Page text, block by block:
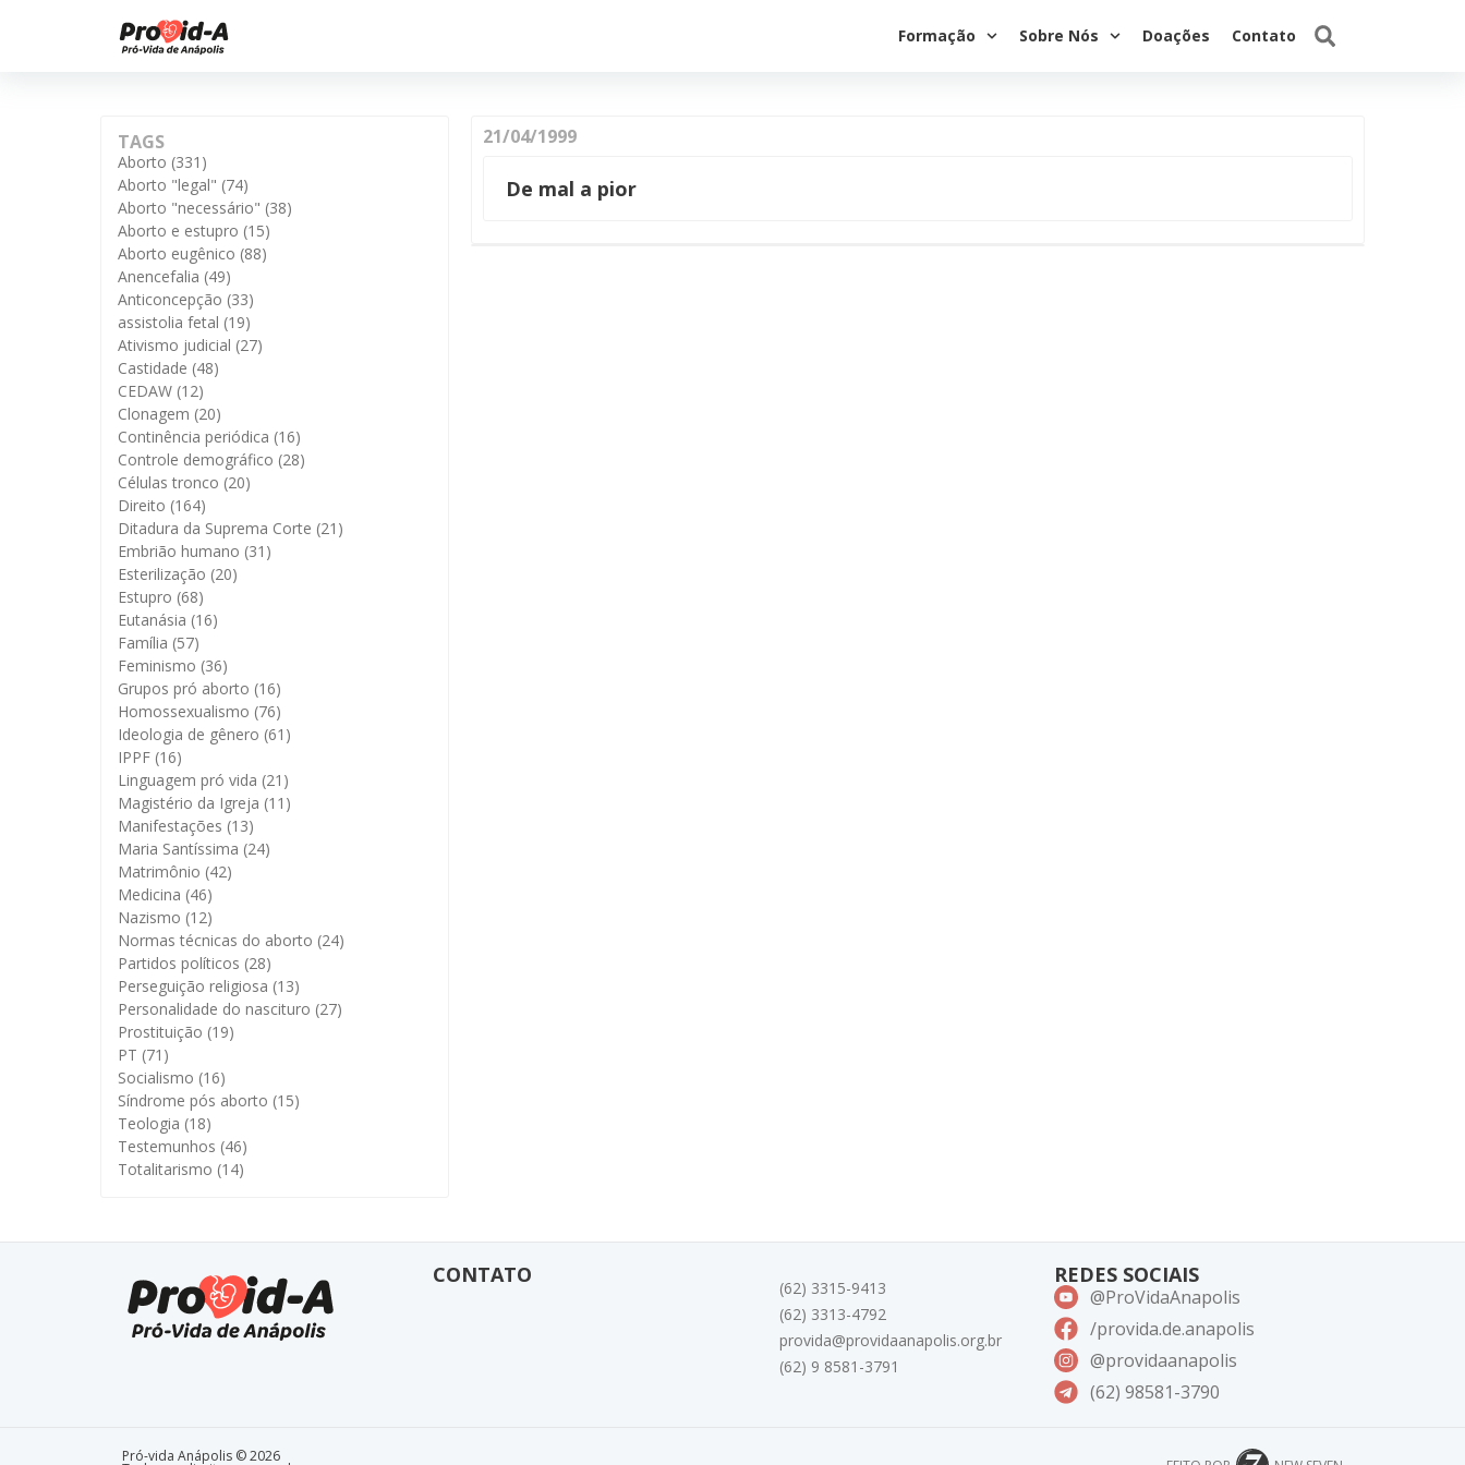
Formação Sobre Nós Doações Contato
TAGS
Aborto (331)
Aborto "legal" (74)
Aborto "necessário" (38)
Aborto e estupro (15)
Aborto eugênico (88)
Anencefalia (49)
Anticoncepção (33)
assistolia fetal (19)
Ativismo judicial (27)
Castidade (48)
CEDAW (12)
Clonagem (20)
Continência periódica (16)
Controle demográfico (28)
Células tronco (20)
Direito (164)
Ditadura da Suprema Corte (21)
Embrião humano (31)
Esterilização (20)
Estupro (68)
Eutanásia (16)
Família (57)
Feminismo (36)
Grupos pró aborto (16)
Homossexualismo (76)
Ideologia de gênero (61)
IPPF (16)
Linguagem pró vida (21)
Magistério da Igreja (11)
Manifestações (13)
Maria Santíssima (24)
Matrimônio (42)
Medicina (46)
Nazismo (12)
Normas técnicas do aborto (24)
Partidos políticos (28)
Perseguição religiosa (13)
Personalidade do nascituro (27)
Prostituição (19)
PT (71)
Socialismo (16)
Síndrome pós aborto (15)
Teologia (18)
Testemunhos (46)
Totalitarismo (14)
21/04/1999
De mal a pior
CONTATO
(62) 3315-9413
(62) 3313-4792
provida@providaanapolis.org.br
(62) 9 8581-3791
REDES SOCIAIS
@ProVidaAnapolis
/provida.de.anapolis
@providaanapolis
(62) 98581-3790
Pró-vida Anápolis © 2026